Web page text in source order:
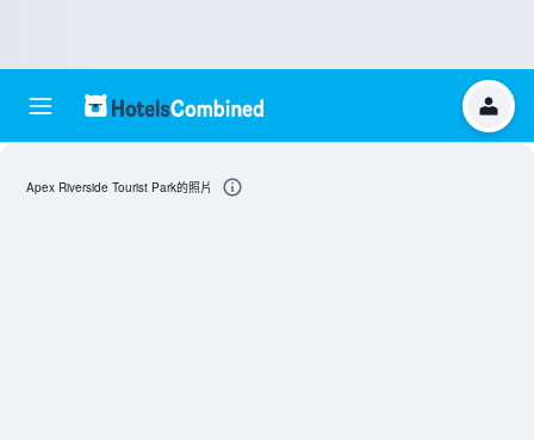
Apex Riverside Tourist Park的照片